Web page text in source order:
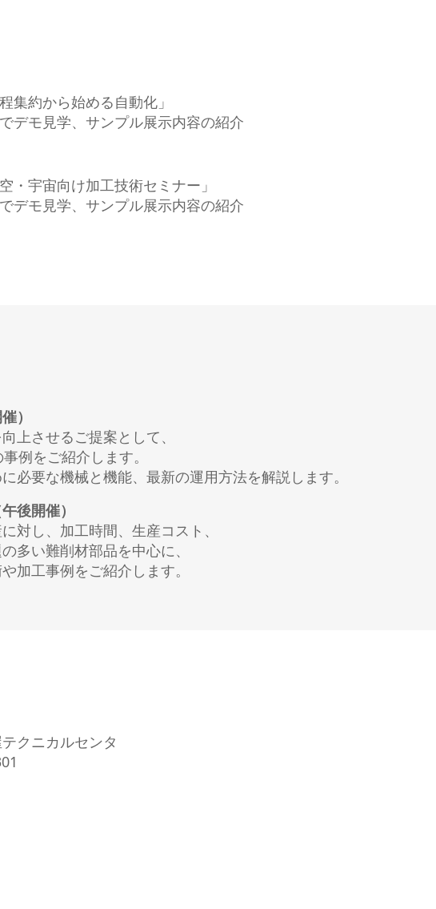
集約から始める自動化」
デモ見学、サンプル展示内容の紹介
・宇宙向け加工技術セミナー」
デモ見学、サンプル展示内容の紹介
）
上させるご提案として、
例をご紹介します。
必要な機械と機能、最新の運用方法を解説します。
後開催）
対し、加工時間、生産コスト、
多い難削材部品を中心に、
加工事例をご紹介します。
クニカルセンタ